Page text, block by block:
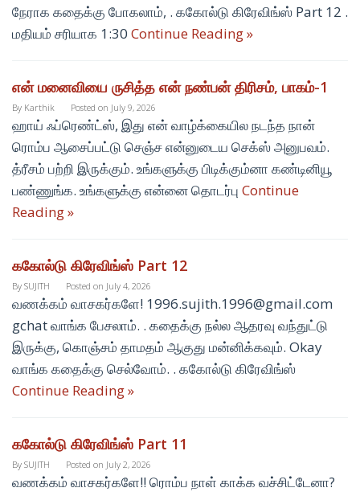
நேராக கதைக்கு போகலாம், . ககோல்டு கிரேவிங்ஸ் Part 12 .
மதியம் சரியாக 1:30 Continue Reading »
என் மனைவியை ருசித்த என் நண்பன் திரிசம், பாகம்-1
By Karthik Posted on July 9, 2026
ஹாய் ஃப்ரெண்ட்ஸ், இது என் வாழ்க்கையில நடந்த நான்
ரொம்ப ஆசைப்பட்டு செஞ்ச என்னுடைய செக்ஸ் அனுபவம்.
த்ரீசம் பற்றி இருக்கும். உங்களுக்கு பிடிக்கும்னா கண்டினியூ
பண்ணுங்க. உங்களுக்கு என்னை தொடர்பு Continue
Reading »
ககோல்டு கிரேவிங்ஸ் Part 12
By SUJITH Posted on July 4, 2026
வணக்கம் வாசகர்களே! 1996.sujith.1996@gmail.com
gchat வாங்க பேசலாம். . கதைக்கு நல்ல ஆதரவு வந்துட்டு
இருக்கு, கொஞ்சம் தாமதம் ஆகுது மன்னிக்கவும். Okay
வாங்க கதைக்கு செல்வோம். . ககோல்டு கிரேவிங்ஸ்
Continue Reading »
ககோல்டு கிரேவிங்ஸ் Part 11
By SUJITH Posted on July 2, 2026
வணக்கம் வாசகர்களே!! ரொம்ப நாள் காக்க வச்சிட்டேனா?